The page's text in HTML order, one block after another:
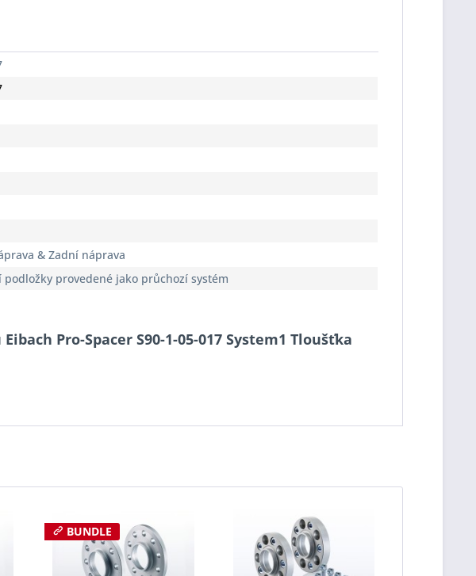
& Zadní náprava
podložky provedené jako průchozí systém
Pro-Spacer S90-1-05-017 System1 Tloušťka
BUNDLE